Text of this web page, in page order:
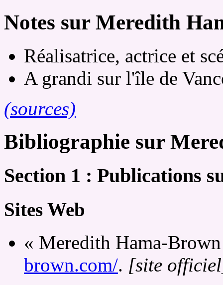
Notes sur Meredith
Réalisatrice, actrice et
A grandi sur l'île de
(sources)
Bibliographie sur
Section 1 : Publications
Sites Web
« Meredith Hama-
brown.com/. [site